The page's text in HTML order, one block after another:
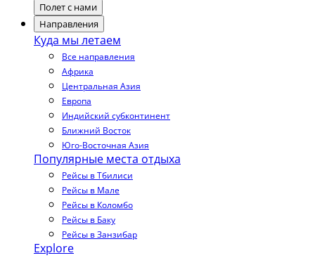
Полет с нами
Направления
Куда мы летаем
Все направления
Африка
Центральная Азия
Европа
Индийский субконтинент
Ближний Восток
Юго-Восточная Азия
Популярные места отдыха
Рейсы в Тбилиси
Рейсы в Мале
Рейсы в Коломбо
Рейсы в Баку
Рейсы в Занзибар
Explore